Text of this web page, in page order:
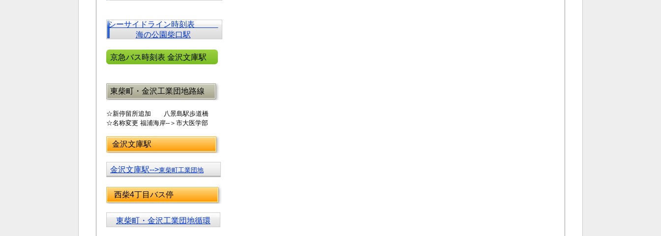
シーサイドライン時刻表
海の公園柴口駅
京急バス時刻表 金沢文庫駅
東柴町・金沢工業団地路線
☆新停留所追加 八景島駅歩道橋
☆名称変更 福浦海岸--＞市大医学部
金沢文庫駅
金沢文庫駅-->東柴町工業団地
西柴4丁目バス停
東柴町・金沢工業団地循環